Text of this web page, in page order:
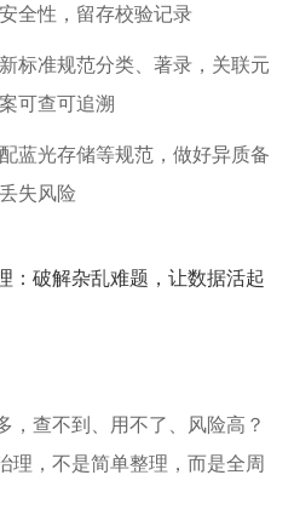
全性，留存校验记录
新标准规范分类、著录，关联元
可查可追溯
配蓝光存储等规范，做好异质备
失风险
：破解杂乱难题，让数据活起
，查不到、用不了、风险高？
理，不是简单整理，而是全周